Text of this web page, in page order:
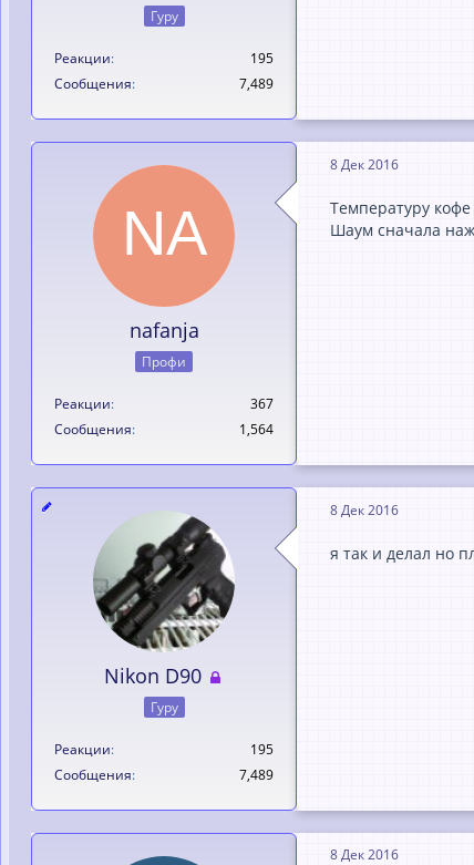
Гуру
Реакции
195
Сообщения
7,489
nafanja
Профи
Реакции
367
Сообщения
1,564
8 Дек 2016
Температуру
Шаум сначала
Nikon D90
Гуру
Реакции
195
Сообщения
7,489
8 Дек 2016
я так и делал но
8 Дек 2016